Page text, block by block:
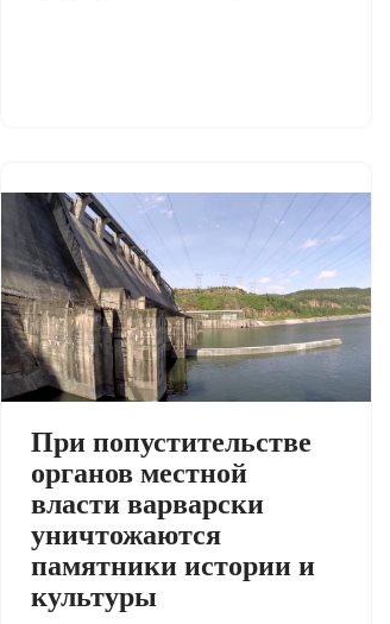
При попустительстве
органов местной
власти варварски
уничтожаются
памятники истории и
культуры